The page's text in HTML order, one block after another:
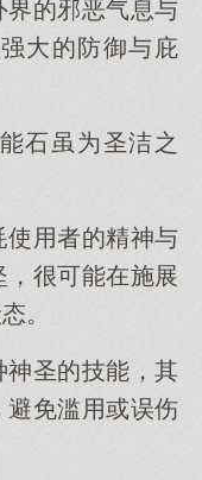
的邪恶气息与
大的防御与庇
石虽为圣洁之
使用者的精神与
，很可能在施展
。
神圣的技能，其
避免滥用或误伤